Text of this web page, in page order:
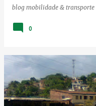
blog mobilidade & transporte
0